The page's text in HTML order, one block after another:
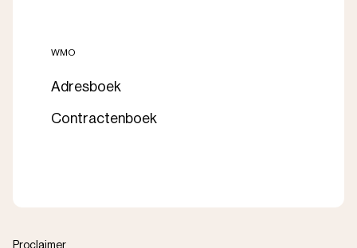
WMO
Adresboek
Contractenboek
Proclaimer